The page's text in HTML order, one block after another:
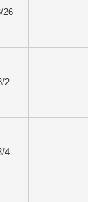
1395/